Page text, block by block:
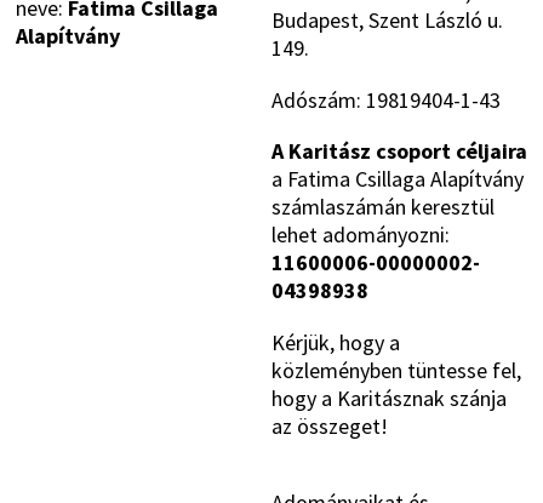
neve: Fatima Csillaga
Alapítvány
Budapest, Szent László u.
149.
Adószám: 19819404-1-43
A Karitász csoport céljaira
a Fatima Csillaga Alapítvány
számlaszámán keresztül
lehet adományozni:
11600006-00000002-
04398938
Kérjük, hogy a
közleményben tüntesse fel,
hogy a Karitásznak szánja
az összeget!